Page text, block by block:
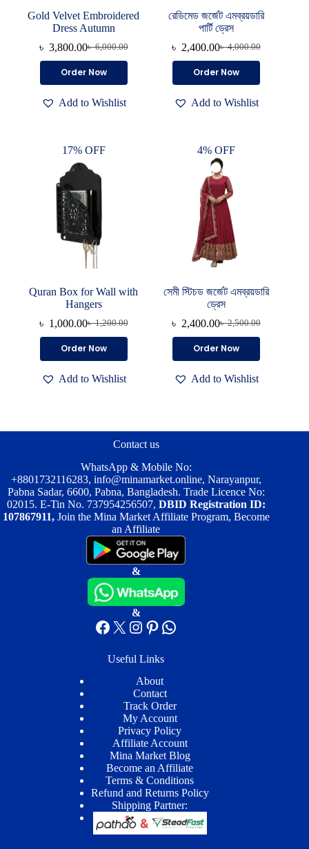
Gold Velvet Embroidered
Dress Autumn
৳6,000.00
Original
price
was:
৳ 3,800.00Current
price
is:
Order Now
product
multiple
may
be
chosen
on
the
product
page
Add to Wishlist
রেডিমেড জর্জেট এমব্রয়ডারি
পার্টি ড্রেস
৳4,000.00
Original
price
was:
৳ 2,400.00Current
price
is:
Order Now
Add to Wishlist
17% OFF
Quran Box for Wall with
Hangers
৳1,200.00
Original
price
was:
৳ 1,000.00Current
price
is:
Order Now
Add to Wishlist
4% OFF
সেমী স্টিচড জর্জেট এমব্রয়ডারি
ড্রেস
৳2,500.00
Original
price
was:
৳ 2,400.00Current
price
is:
Order Now
Add to Wishlist
Contact us
WhatsApp & Mobile No:
+8801732116283, info@minamarket.online, Narayanpur,
Pabna Sadar, 6600, Pabna, Bangladesh. Trade Licence No:
02015. E-Tin No. 737954256507, DBID Registration ID:
107867911, Join the Mina Market Affiliate Program, Become
an Affiliate
&
&
Facebook
X Instagram
Pinterest
WhatsApp
Useful Links
About
Contact
Track Order
My Account
Privacy Policy
Affiliate Account
Mina Market Blog
Become an Affiliate
Terms & Conditions
Refund and Returns Policy
Shipping Partner: